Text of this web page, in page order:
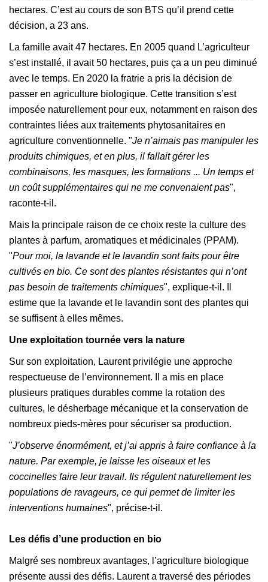
hectares. C’est au cours de son BTS qu’il prend cette
décision, a 23 ans.
La famille avait 47 hectares. En 2005 quand L’agriculteur
s’est installé, il avait 50 hectares, puis ça a un peu diminué
avec le temps. En 2020 la fratrie a pris la décision de
passer en agriculture biologique. Cette transition s’est
imposée naturellement pour eux, notamment en raison des
contraintes liées aux traitements phytosanitaires en
agriculture conventionnelle. "Je n’aimais pas manipuler les
produits chimiques, et en plus, il fallait gérer les
combinaisons, les masques, les formations ... Un temps et
un coût supplémentaires qui ne me convenaient pas",
raconte-t-il.
Mais la principale raison de ce choix reste la culture des
plantes à parfum, aromatiques et médicinales (PPAM).
"Pour moi, la lavande et le lavandin sont faits pour être
cultivés en bio. Ce sont des plantes résistantes qui n’ont
pas besoin de traitements chimiques", explique-t-il. Il
estime que la lavande et le lavandin sont des plantes qui
se suffisent à elles mêmes.
Une exploitation tournée vers la nature
Sur son exploitation, Laurent privilégie une approche
respectueuse de l’environnement. Il a mis en place
plusieurs pratiques durables comme la rotation des
cultures, le désherbage mécanique et la conservation de
nombreux pieds-mères pour sécuriser sa production.
"J’observe énormément, et j’ai appris à faire confiance à la
nature. Par exemple, je laisse les oiseaux et les
coccinelles faire leur travail. Ils régulent naturellement les
populations de ravageurs, ce qui permet de limiter les
interventions humaines", précise-t-il.
Les défis d’une production en bio
Malgré ses nombreux avantages, l’agriculture biologique
présente aussi des défis. Laurent a traversé des périodes